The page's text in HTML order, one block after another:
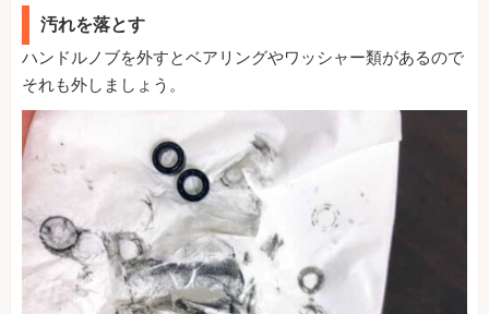
汚れを落とす
ハンドルノブを外すとベアリングやワッシャー類があるので
それも外しましょう。